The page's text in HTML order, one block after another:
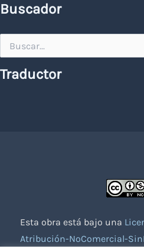
Buscador
por:
Traductor
Esta obra está bajo una
Atribución-NoComercial-